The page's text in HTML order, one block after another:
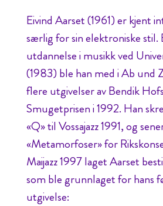
Eivind Aarset (1961) er kjent
særlig for sin elektroniske
utdannelse i musikk ved
(1983) ble han med i Ab und
flere utgivelser av Bendik
Smugetprisen i 1992. Han
«Q» til Vossajazz 1991, og
«Metamorfoser» for
Maijazz 1997 laget Aarset
som ble grunnlaget for hans
utgivelse: